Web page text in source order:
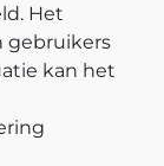
Het
gebruikers
kan het